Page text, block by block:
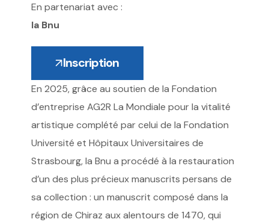
En partenariat avec :
la Bnu
Inscription
En 2025, grâce au soutien de la Fondation
d’entreprise AG2R La Mondiale pour la vitalité
artistique complété par celui de la Fondation
Université et Hôpitaux Universitaires de
Strasbourg, la Bnu a procédé à la restauration
d’un des plus précieux manuscrits persans de
sa collection : un manuscrit composé dans la
région de Chiraz aux alentours de 1470, qui